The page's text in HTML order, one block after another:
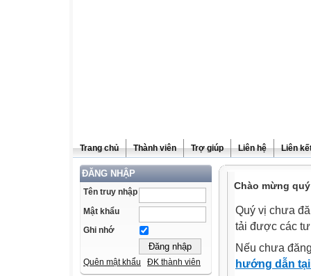
Trang chủ Thành viên Trợ giúp Liên hệ Liên
ĐĂNG NHẬP
Tên truy nhập
Mật khẩu
Ghi nhớ
Quên mật khẩu ĐK thành viên
Chào mừng
Quý vị chưa
tải được các
Nếu chưa
hướng dẫn